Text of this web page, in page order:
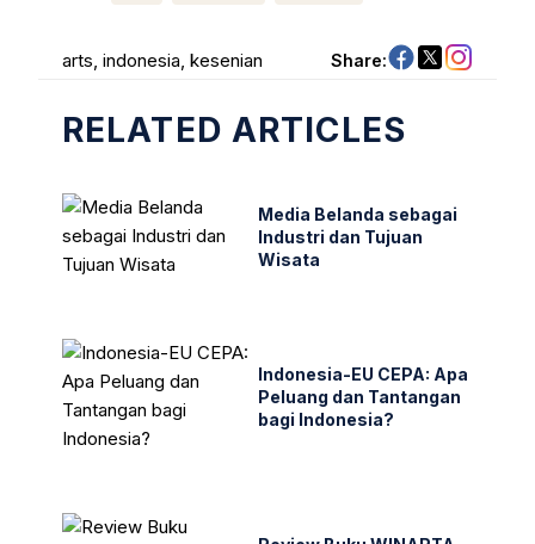
arts, indonesia, kesenian Share:
RELATED ARTICLES
Media Belanda sebagai
Industri dan Tujuan
Wisata
Indonesia-EU CEPA: Apa
Peluang dan Tantangan
bagi Indonesia?